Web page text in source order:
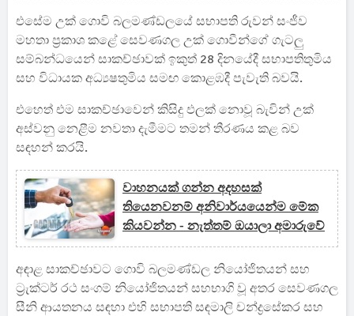
එසේම උක් ගොවි බලමණ්ඩලයේ සභාපති රුවන් සංජීව
මහතා ප්‍රකාශ කළේ සෙවණගල උක් ගොවීන්ගේ ගැටලු
සම්බන්ධයෙන් සාකච්ඡාවක් ඉකුත් 28 දිනයේදී සභාපතිතුමිය
සහ විධායක අධ්‍යෂතුමිය සමඟ කොළඹදී පැවැති බවයි.
එහෙත් එම සාකච්ඡාවෙන් කිසිදු ඵලක් නොවූ බැවින් උක්
අස්වනු නෙළීම නවතා දැමීමට තමන් තීරණය කළ බව
සඳහන් කරයි.
වාහනයක් ගන්න අදහසක්
තියෙනවනම් අනිවාර්යයෙන්ම මේක
කියවන්න - නැත්තම් ඔයාලා අමාරුවේ
අඳාළ සාකච්ඡාවට ගොවි බලමණ්ඩල නියෝජිතයන් සහ
ට්‍රැක්ටර් රථ සංගම් නියෝජිතයන් සහභාගි වූ අතර සෙවණගල
සීනි ආයතනය සඳහා එහි සභාපති සඳමාලි චන්ද්‍රසේකර සහ